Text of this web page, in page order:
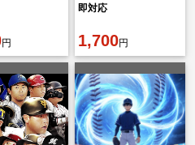
円
即対応
1,700円